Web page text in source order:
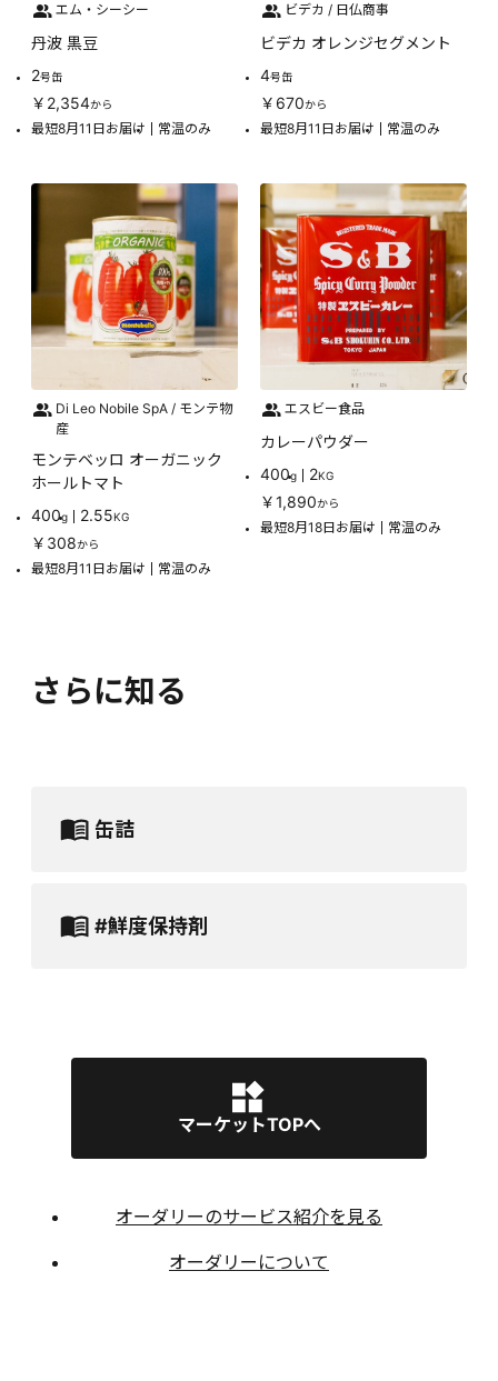
エム・シーシー
丹波 黒豆
2号缶
￥2,354から
最短8月11日お届け 常温のみ
ビデカ / 日仏商事
ビデカ オレンジセグメント
4号缶
￥670から
最短8月11日お届け 常温のみ
Di Leo Nobile SpA / モンテ物
産
モンテベッロ オーガニック
ホールトマト
400g 2.55KG
￥308から
最短8月11日お届け 常温のみ
エスビー食品
カレーパウダー
400g 2KG
￥1,890から
最短8月18日お届け 常温のみ
さらに知る
缶詰
#鮮度保持剤
マーケットTOPへ
オーダリーのサービス紹介を見る
オーダリーについて